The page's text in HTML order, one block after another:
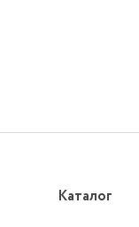
Каталог